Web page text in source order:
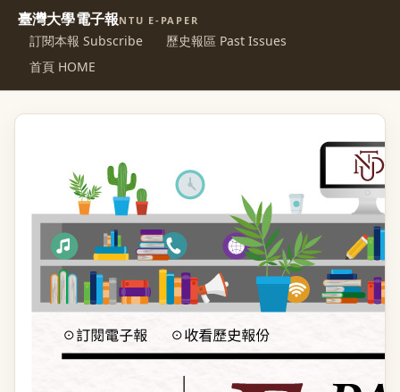
臺灣大學電子報NTU E-PAPER
訂閱本報 Subscribe
歷史報區 Past Issues
首頁 HOME